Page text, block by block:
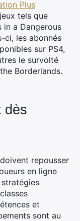
Plus
tels que
in a Dangerous
ci, les abonnés
sur PS4,
le survolté
Borderlands.
dès
repousser
en ligne
et
sont au